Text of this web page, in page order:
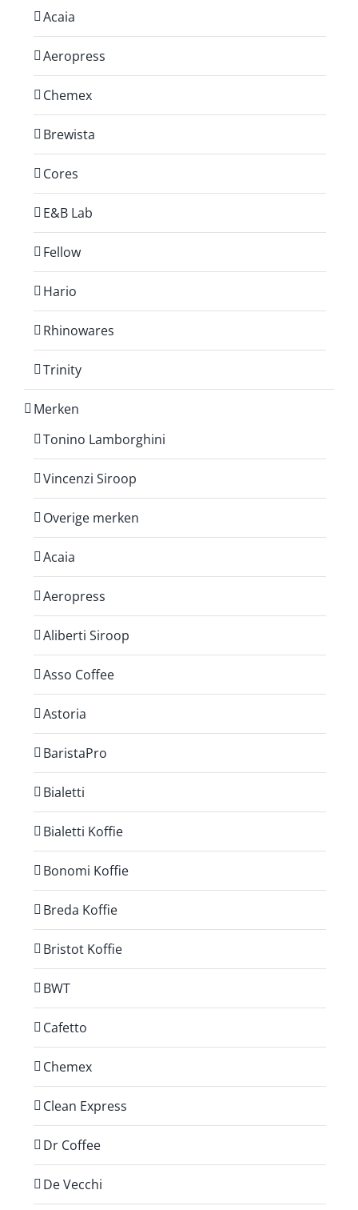
Acaia
Aeropress
Chemex
Brewista
Cores
E&B Lab
Fellow
Hario
Rhinowares
Trinity
Merken
Tonino Lamborghini
Vincenzi Siroop
Overige merken
Acaia
Aeropress
Aliberti Siroop
Asso Coffee
Astoria
BaristaPro
Bialetti
Bialetti Koffie
Bonomi Koffie
Breda Koffie
Bristot Koffie
BWT
Cafetto
Chemex
Clean Express
Dr Coffee
De Vecchi